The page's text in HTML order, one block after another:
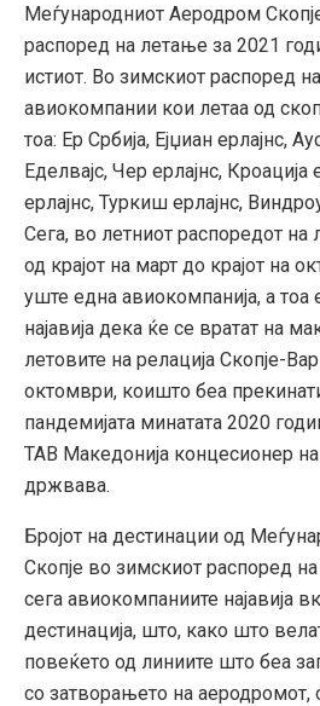
Меѓународниот Аеродром
распоред на летање за 2021
истиот. Во зимскиот распоред
авиокомпании кои летаа од
тоа: Ер Србија, Ејџиан ерлајнс,
Еделвајс, Чер ерлајнс, Кроација
ерлајнс, Туркиш ерлајнс,
Сега, во летниот распоредот на
од крајот на март до крајот на
уште една авиокомпанија, а тоа
најавија дека ќе се вратат на
летовите на релација Скопје-
октомври, коишто беа
пандемијата минатата 2020
ТАВ Македонија концесионер
држвава.
Бројот на дестинации од
Скопје во зимскиот распоред
сега авиокомпаниите најавија
дестинација, што, како што
повеќето од линиите што беа
со затворањето на аеродромот,